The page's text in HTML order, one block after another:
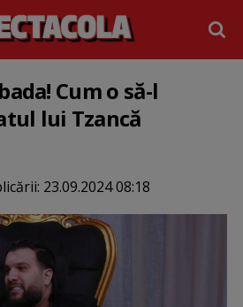
Cum o să-l
lui Tzancă
23.09.2024 08:18